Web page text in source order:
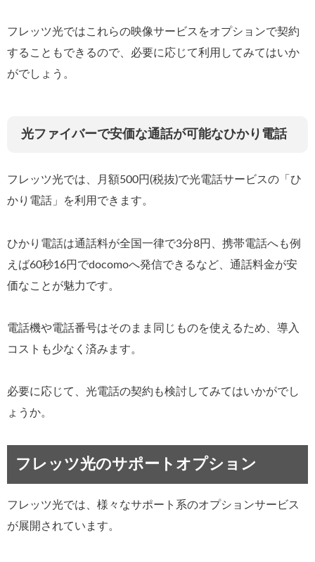
フレッツ光ではこれらの映像サービスをオプションで契約
することもできるので、必要に応じて利用してみてはいか
がでしょう。
光ファイバーで安価な通話が可能なひかり電話
フレッツ光では、月額500円(税抜)で光電話サービスの「ひ
かり電話」を利用できます。
ひかり電話は通話料が全国一律で3分8円、携帯電話へも例
えば60秒16円でdocomoへ発信できるなど、通話料金が安
価なことが魅力です。
電話機や電話番号はそのまま同じものを使えるため、導入
コストも少なく済みます。
必要に応じて、光電話の契約も検討してみてはいかがでし
ょうか。
フレッツ光のサポートオプション
フレッツ光では、様々なサポート系のオプションサービス
が展開されています。